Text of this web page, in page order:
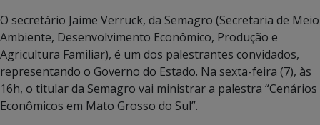
O secretário Jaime Verruck, da Semagro (Secretaria de Meio
Ambiente, Desenvolvimento Econômico, Produção e
Agricultura Familiar), é um dos palestrantes convidados,
representando o Governo do Estado. Na sexta-feira (7), às
16h, o titular da Semagro vai ministrar a palestra “Cenários
Econômicos em Mato Grosso do Sul”.